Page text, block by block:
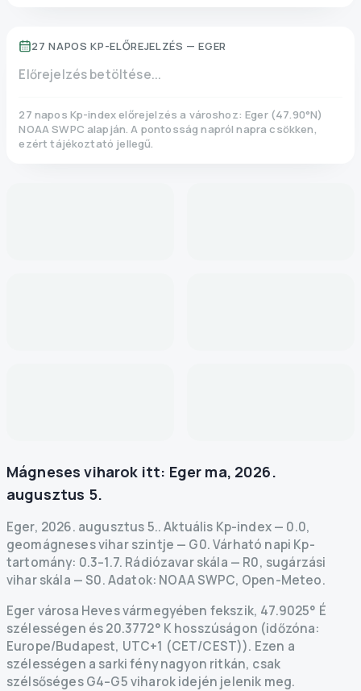
27 NAPOS KP-ELŐREJELZÉS — EGER
Előrejelzés betöltése...
27 napos Kp-index előrejelzés a városhoz: Eger(47.90°N)
NOAA SWPC alapján. A pontosság napról napra csökken,
ezért tájékoztató jellegű.
Mágneses viharok itt: Eger ma, 2026.
augusztus 5.
Eger, 2026. augusztus 5..Aktuális Kp-index— 0.0,
geomágneses vihar szintje — G0.Várható napi Kp-
tartomány: 0.3–1.7. Rádiózavar skála — R0, sugárzási
vihar skála — S0.Adatok: NOAA SWPC, Open-Meteo.
Eger városa Heves vármegyében fekszik, 47.9025° É
szélességen és 20.3772° K hosszúságon (időzóna:
Europe/Budapest, UTC+1 (CET/CEST)). Ezen a
szélességen a sarki fény nagyon ritkán, csak
szélsőséges G4–G5 viharok idején jelenik meg.